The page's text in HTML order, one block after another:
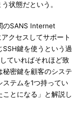
状態だという。
のSANS Internet
クセスしてサポート
鍵を使うという過
ていればそれほど致
密鍵を顧客のシステ
テムを1つ持ってい
とになる」と解説し